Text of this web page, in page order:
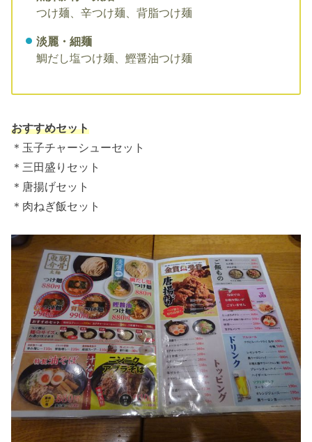
つけ麺、辛つけ麺、背脂つけ麺
淡麗・細麺
鯛だし塩つけ麺、鰹醤油つけ麺
おすすめセット
＊玉子チャーシューセット
＊三田盛りセット
＊唐揚げセット
＊肉ねぎ飯セット